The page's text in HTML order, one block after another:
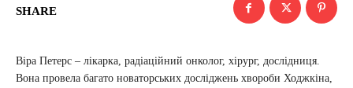
SHARE
Віра Петерс – лікарка, радіаційний онколог, хірург, дослідниця.
Вона провела багато новаторських досліджень хвороби Ходжкіна,